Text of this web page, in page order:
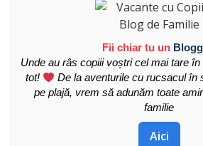
Fii chiar tu un
Unde au râs copiii voștri cel mai tare
tot!
De la aventurile cu rucsacul în
pe plajă, vrem să adunăm toate
familie
Aici